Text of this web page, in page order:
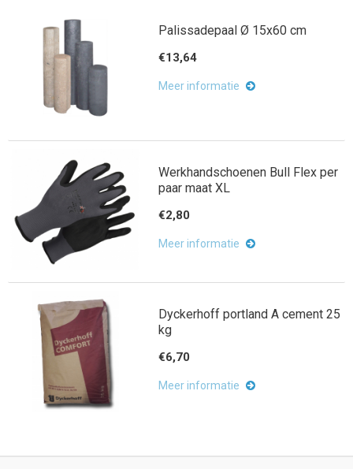
Palissadepaal Ø 15x60 cm
€13,64
Meer informatie
Werkhandschoenen Bull Flex per
paar maat XL
€2,80
Meer informatie
Dyckerhoff portland A cement 25
kg
€6,70
Meer informatie